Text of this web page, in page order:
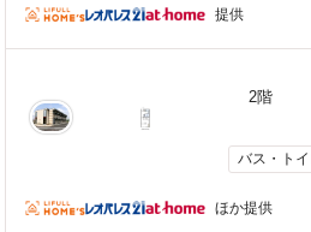
提供
2階
バス・トイ
ほか提供